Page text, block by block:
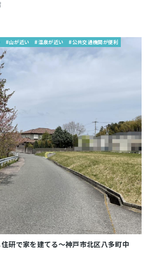
#山が近い #温泉が近い #公共交通機関が便利
住研で家を建てる～神戸市北区八多町中